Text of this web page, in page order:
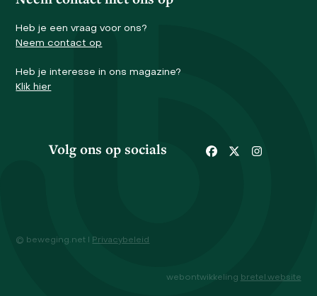
Heb je een vraag voor ons?
Neem contact op
Heb je interesse in ons magazine?
Klik hier
Volg ons op socials Facebook
TwitterInstagram
© beweging.net I Privacybeleid
webontwikkeling bretel.website